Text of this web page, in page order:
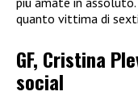
quanto vittima di
GF, Cristina
social